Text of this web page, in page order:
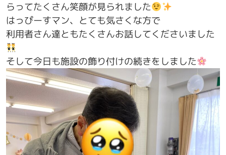
らってたくさん笑顔が見られました
はっぴーすマン、とても気さくな方で
利用者さん達ともたくさんお話してくださいました
そして今日も施設の飾り付けの続きをしました